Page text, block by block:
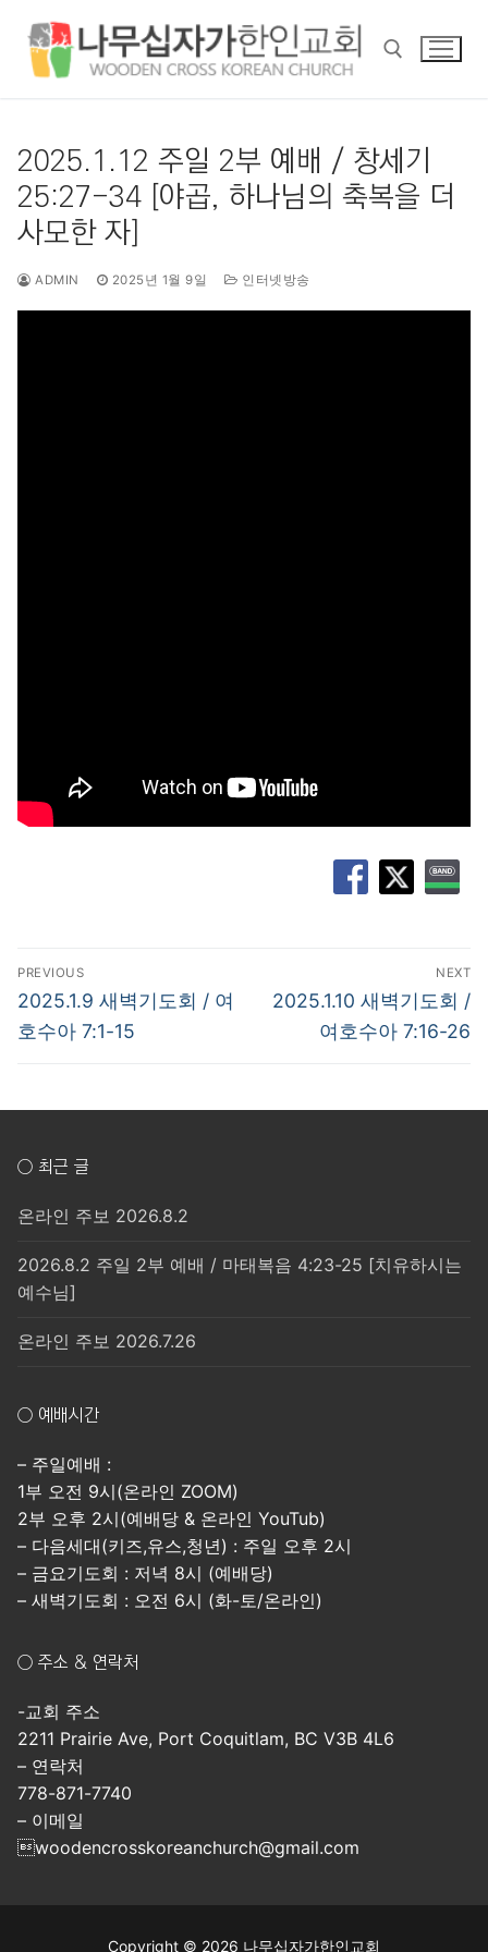
2025.1.12 주일 2부 예배 / 창세기
25:27-34 [야곱, 하나님의 축복을 더
사모한 자]
ADMIN 2025년 1월 9일 인터넷방송
글
탐
색
PREVIOUS
Previous
post:
2025.1.9 새벽기도회 / 여
호수아 7:1-15
NEXT
Next
2025.1.10 새벽기도회 /
여호수아 7:16-26
○ 최근 글
온라인 주보 2026.8.2
2026.8.2 주일 2부 예배 / 마태복음 4:23-25 [치유하시는
예수님]
온라인 주보 2026.7.26
○ 예배시간
– 주일예배 :
1부 오전 9시(온라인 ZOOM)
2부 오후 2시(예배당 & 온라인 YouTub)
– 다음세대(키즈,유스,청년) : 주일 오후 2시
– 금요기도회 : 저녁 8시 (예배당)
– 새벽기도회 : 오전 6시 (화-토/온라인)
○ 주소 & 연락처
-교회 주소
2211 Prairie Ave, Port Coquitlam, BC V3B 4L6
– 연락처
778-871-7740
– 이메일
woodencrosskoreanchurch@gmail.com
Copyright © 2026 나무십자가한인교회